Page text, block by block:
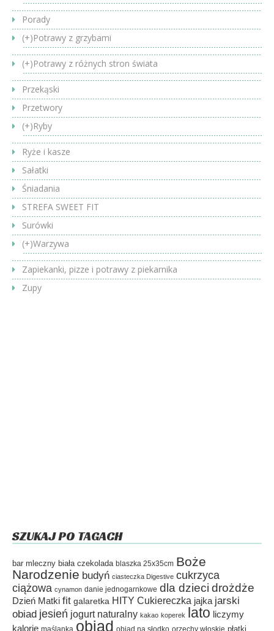
Porady
(+)Potrawy z grzybami
(+)Potrawy z różnych stron świata
Przekąski
Przetwory
(+)Ryby
Ryże i kasze
Sałatki
Śniadania
STREFA SWEET FIT
Surówki
(+)Warzywa
Zapiekanki, pizze i potrawy z piekarnika
Zupy
SZUKAJ PO TAGACH
bar mleczny biała czekolada blaszka 25x35cm Boże
Narodzenie budyń ciasteczka Digestive cukrzyca
ciążowa cynamon danie jednogarnkowe dla dzieci drożdże
Dzień Matki fit galaretka HITY Cukiereczka jajka jarski
obiad jesień jogurt naturalny kakao koperek lato liczymy
kalorie maślanka obiad obiad na słodko orzechy włoskie płatki